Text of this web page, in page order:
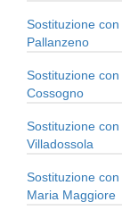
Sostituzione
Pallanzeno
Sostituzione
Cossogno
Sostituzione
Villadossola
Sostituzione
Maria Maggiore